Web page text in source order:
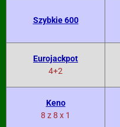
Szybkie 600
Eurojackpot
4+2
Keno
8 z 8 x 1